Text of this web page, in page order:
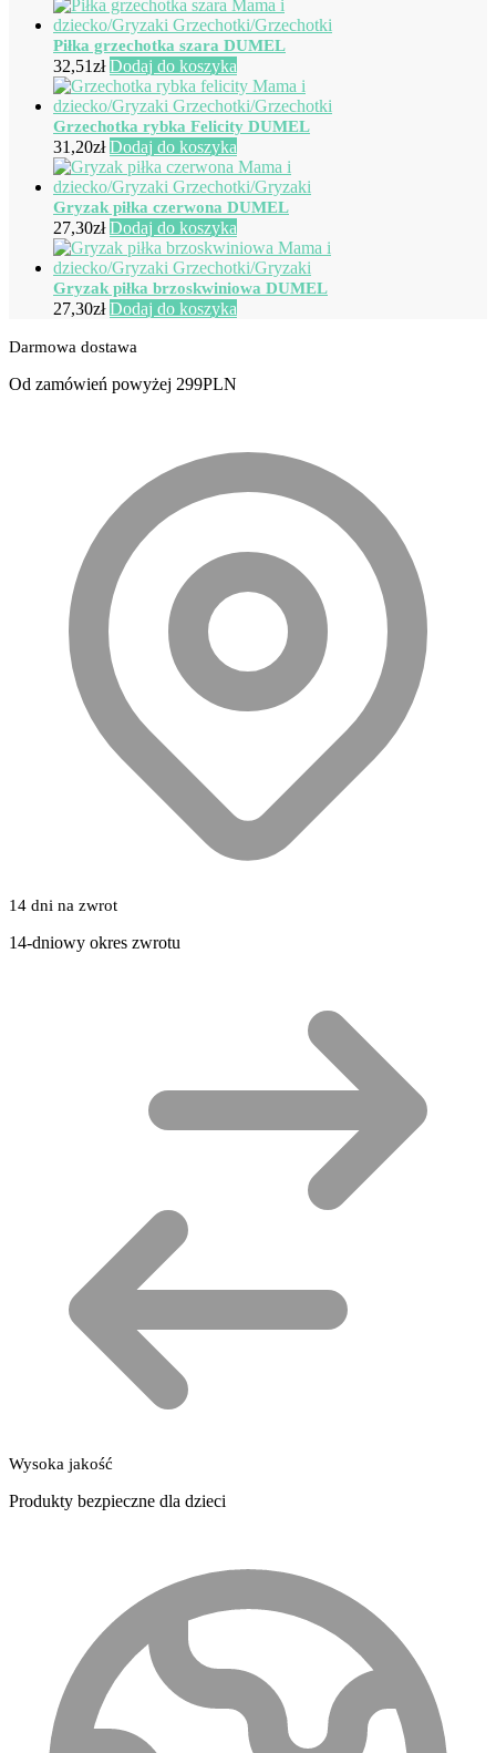
Piłka grzechotka szara DUMEL
32,51zł Dodaj do koszyka
Grzechotka rybka Felicity DUMEL
31,20zł Dodaj do koszyka
Gryzak piłka czerwona DUMEL
27,30zł Dodaj do koszyka
Gryzak piłka brzoskwiniowa DUMEL
27,30zł Dodaj do koszyka
Darmowa dostawa
Od zamówień powyżej 299PLN
14 dni na zwrot
14-dniowy okres zwrotu
Wysoka jakość
Produkty bezpieczne dla dzieci